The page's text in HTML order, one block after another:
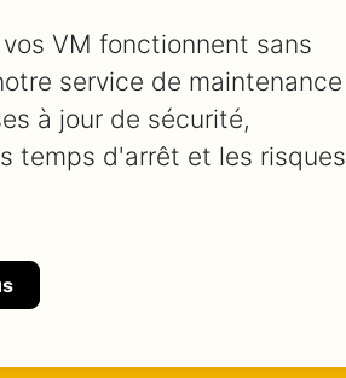
VM fonctionnent sans
service de maintenance
à jour de sécurité,
temps d'arrêt et les risques